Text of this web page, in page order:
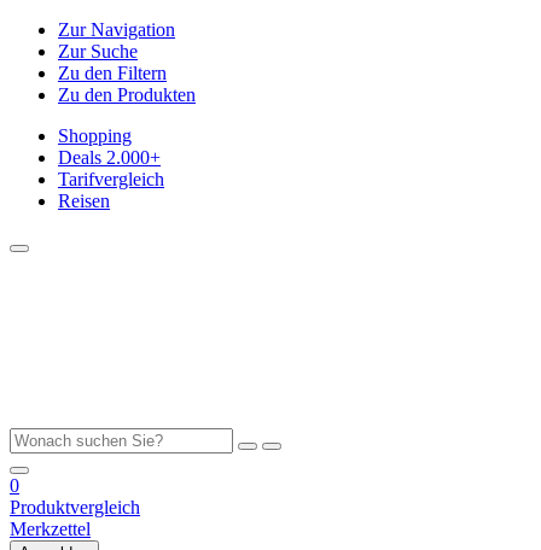
Zur Navigation
Zur Suche
Zu den Filtern
Zu den Produkten
Shopping
Deals 2.000+
Tarifvergleich
Reisen
0
Produktvergleich
Merkzettel